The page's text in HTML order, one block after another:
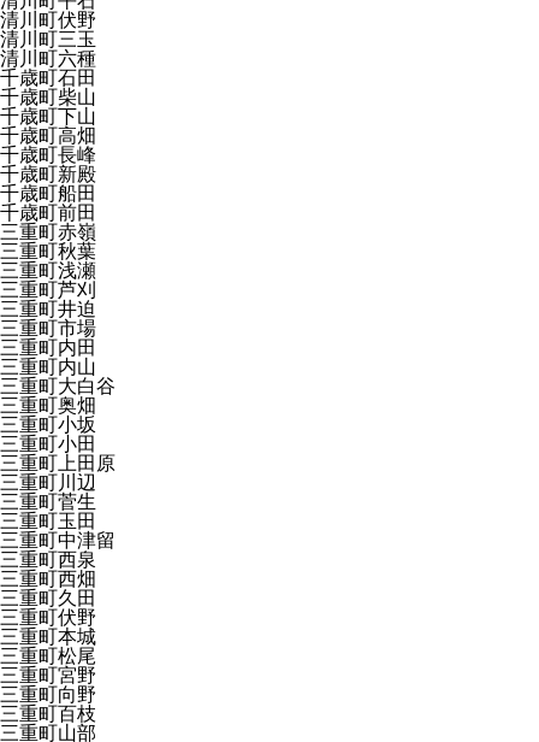
清川町伏野
清川町三玉
清川町六種
千歳町石田
千歳町柴山
千歳町下山
千歳町高畑
千歳町長峰
千歳町新殿
千歳町船田
千歳町前田
三重町赤嶺
三重町秋葉
三重町浅瀬
三重町芦刈
三重町井迫
三重町市場
三重町内田
三重町内山
三重町大白谷
三重町奥畑
三重町小坂
三重町小田
三重町上田原
三重町川辺
三重町菅生
三重町玉田
三重町中津留
三重町西泉
三重町西畑
三重町久田
三重町伏野
三重町本城
三重町松尾
三重町宮野
三重町向野
三重町百枝
三重町山部